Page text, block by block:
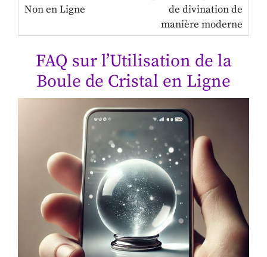
de divination de
manière moderne
FAQ sur l’Utilisation de la
Boule de Cristal en Ligne